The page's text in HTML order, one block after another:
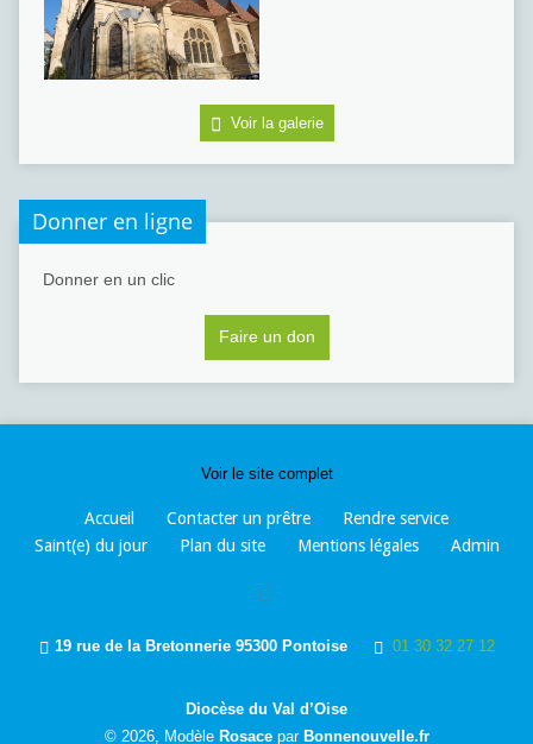
Voir la galerie
Donner en ligne
Donner en un clic
Faire un don
Voir le site complet
Accueil Contacter un prêtre
Rendre service
Saint(e) du jour
Plan du site Mentions légales Admin
19 rue de la Bretonnerie 95300 Pontoise 01 30 32 27 12
Diocèse du Val d’Oise
© 2026, Modèle Rosacepar Bonnenouvelle.fr